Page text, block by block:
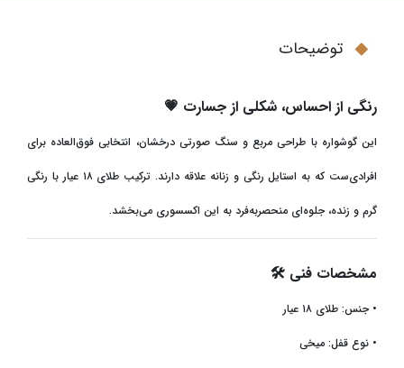
توضیحات
رنگی از احساس، شکلی از جسارت 💗
این گوشواره با طراحی مربع و سنگ صورتی درخشان، انتخابی فوق‌العاده برای
افرادی‌ست که به استایل رنگی و زنانه علاقه دارند. ترکیب طلای ۱۸ عیار با رنگی
گرم و زنده، جلوه‌ای منحصر‌به‌فرد به این اکسسوری می‌بخشد.
مشخصات فنی 🛠
•جنس: طلای ۱۸ عیار
• نوع قفل: میخی